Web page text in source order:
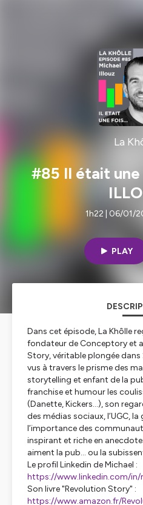
La
#85 Il était
1h22 | 06/01/
PLAY
Dans cet épisode, La Khôlle
fondateur de Conceptory et
Story, véritable plongée
vus à travers le prisme des
storytelling et enfant de la
franchise et humour les
(Danette, Kickers…), son
des médias sociaux, l’UGC,
l’importance des
inspirant et riche en
aiment la pub... ou la
Le profil Linkedin de Michael :
https://www.linkedin.com/in/
Son livre "Revolution Story" :
https://www.amazon.fr/